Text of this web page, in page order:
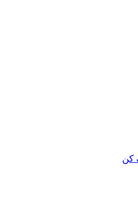
کن